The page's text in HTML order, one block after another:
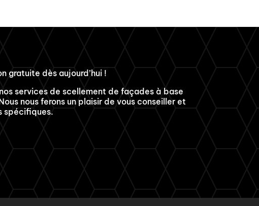
gratuite dès aujourd’hui !
services de scellement de façades à base
nous ferons un plaisir de vous conseiller et
spécifiques.